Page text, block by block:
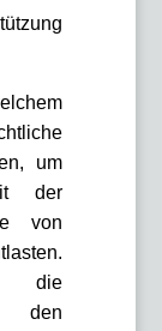
um
der
von
die
den